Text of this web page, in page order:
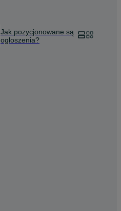
Jak pozycjonowane są
ogłoszenia?